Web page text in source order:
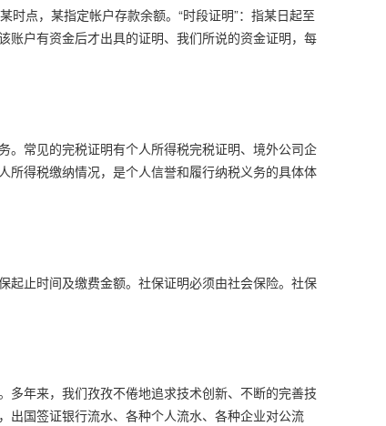
时点，某指定帐户存款余额。“时段证明”：指某日起至
账户有资金后才出具的证明、我们所说的资金证明，每
。常见的完税证明有个人所得税完税证明、境外公司企
所得税缴纳情况，是个人信誉和履行纳税义务的具体体
起止时间及缴费金额。社保证明必须由社会保险。社保
多年来，我们孜孜不倦地追求技术创新、不断的完善技
出国签证银行流水、各种个人流水、各种企业对公流